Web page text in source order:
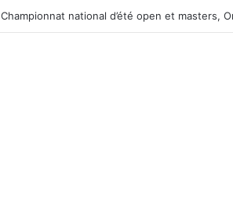
Championnat national d’été open et masters,